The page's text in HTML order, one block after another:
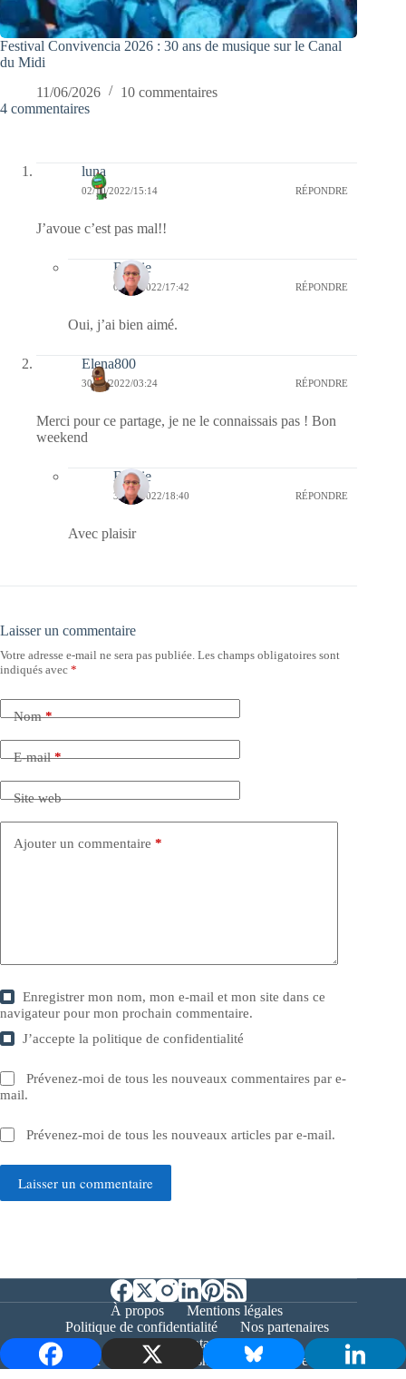
Festival Convivencia 2026 : 30 ans de musique sur le Canal
du Midi
11/06/2026
10 commentaires
4 commentaires
luna
02/10/2022/15:14 RÉPONDRE
J’avoue c’est pas mal!!
Bernie
02/10/2022/17:42 RÉPONDRE
Oui, j’ai bien aimé.
Elena800
30/09/2022/03:24 RÉPONDRE
Merci pour ce partage, je ne le connaissais pas ! Bon
weekend
Bernie
30/09/2022/18:40 RÉPONDRE
Avec plaisir
Laisser un commentaire
Votre adresse e-mail ne sera pas publiée. Les champs obligatoires sont
indiqués avec *
Nom*
E-mail*
Site web
Ajouter un commentaire *
Enregistrer mon nom, mon e-mail et mon site dans ce
navigateur pour mon prochain commentaire.
J’accepte lapolitique de confidentialité
Prévenez-moi de tous les nouveaux commentaires par e-
mail.
Prévenez-moi de tous les nouveaux articles par e-mail.
Laisser un commentaire
À propos
Mentions légales
Politique de confidentialité
Nos partenaires
Contact
Copyright © 2026 - Bernieshoot.fr Journal Web